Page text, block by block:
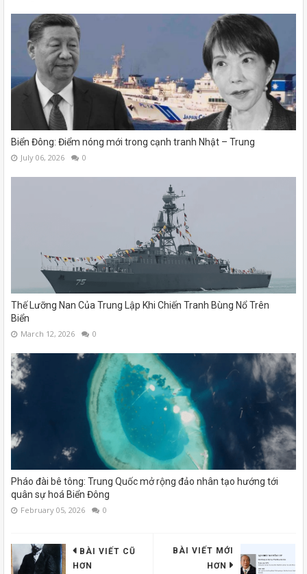
Biển Đông: Điểm nóng mới trong cạnh tranh Nhật – Trung
July 06, 2026 0
Thế Lưỡng Nan Của Trung Lập Khi Chiến Tranh Bùng Nổ Trên
Biển
March 12, 2026 0
Pháo đài bê tông: Trung Quốc mở rộng đảo nhân tạo hướng tới
quân sự hoá Biển Đông
February 05, 2026 0
BÀI VIẾT MỚI
HƠN
BÀI VIẾT CŨ
HƠN